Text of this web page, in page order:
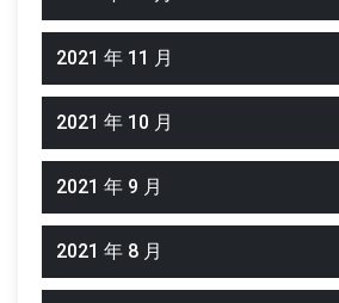
2021 年 11 月
2021 年 10 月
2021 年 9 月
2021 年 8 月